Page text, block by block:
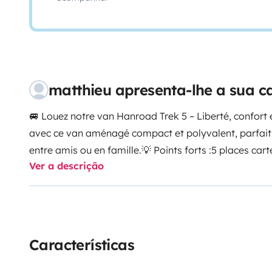
matthieu apresenta-lhe a sua
🚐 Louez notre van Hanroad Trek 5 – Liberté, confort
avec ce van aménagé compact et polyvalent,
entre amis ou en famille.💡 Points forts :5 places
pour voyager sans laisser personne derrière. 2
adultes. Dimensions compactes (moins de 2 m de
spacieux + banquette convertible, matelas confort,
Ver a descrição
Características